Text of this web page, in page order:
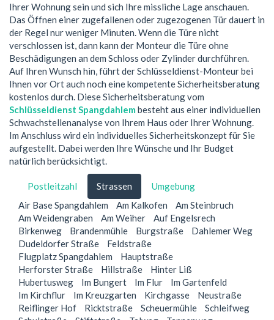
Ihrer Wohnung sein und sich Ihre missliche Lage anschauen.
Das Öffnen einer zugefallenen oder zugezogenen Tür dauert in
der Regel nur weniger Minuten. Wenn die Türe nicht
verschlossen ist, dann kann der Monteur die Türe ohne
Beschädigungen an dem Schloss oder Zylinder durchführen.
Auf Ihren Wunsch hin, führt der Schlüsseldienst-Monteur bei
Ihnen vor Ort auch noch eine kompetente Sicherheitsberatung
kostenlos durch. Diese Sicherheitsberatung vom
Schlüsseldienst Spangdahlem besteht aus einer individuellen
Schwachstellenanalyse von Ihrem Haus oder Ihrer Wohnung.
Im Anschluss wird ein individuelles Sicherheitskonzept für Sie
aufgestellt. Dabei werden Ihre Wünsche und Ihr Budget
natürlich berücksichtigt.
Postleitzahl Strassen
Umgebung
Air Base Spangdahlem
Am Kalkofen
Am Steinbruch
Am Weidengraben
Am Weiher
Auf Engelsrech
Birkenweg
Brandenmühle Burgstraße
Dahlemer Weg
Dudeldorfer Straße
Feldstraße
Flugplatz Spangdahlem
Hauptstraße
Herforster Straße
Hillstraße
Hinter Liß
Hubertusweg
Im Bungert Im Flur
Im Gartenfeld
Im Kirchflur
Im Kreuzgarten Kirchgasse
Neustraße
Reiflinger Hof
Ricktstraße Scheuermühle
Schleifweg